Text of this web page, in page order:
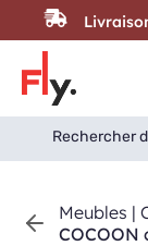
Passer au contenu
Search
for:
Search Button
Meubles |
COCOON